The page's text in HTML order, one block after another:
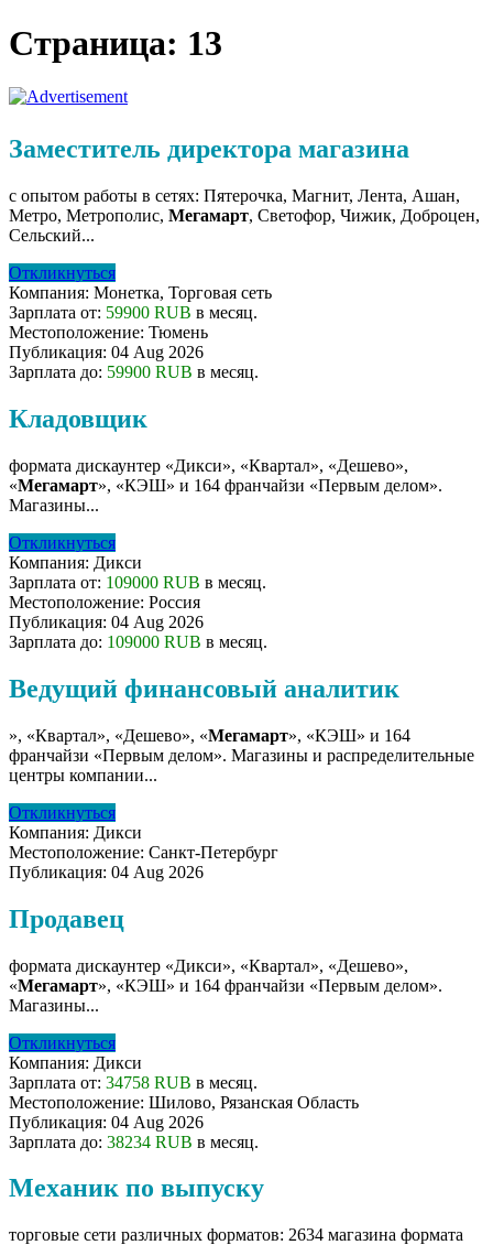
Страница: 13
Заместитель директора магазина
с опытом работы в сетях: Пятерочка, Магнит, Лента, Ашан,
Метро, Метрополис, Мегамарт, Светофор, Чижик, Доброцен,
Сельский...
Откликнуться
Компания: Монетка, Торговая сеть
Зарплата от: 59900 RUB в месяц.
Местоположение: Тюмень
Публикация: 04 Aug 2026
Зарплата до: 59900 RUB в месяц.
Кладовщик
формата дискаунтер «Дикси», «Квартал», «Дешево»,
«Мегамарт», «КЭШ» и 164 франчайзи «Первым делом».
Магазины...
Откликнуться
Компания: Дикси
Зарплата от: 109000 RUB в месяц.
Местоположение: Россия
Публикация: 04 Aug 2026
Зарплата до: 109000 RUB в месяц.
Ведущий финансовый аналитик
», «Квартал», «Дешево», «Мегамарт», «КЭШ» и 164
франчайзи «Первым делом». Магазины и распределительные
центры компании...
Откликнуться
Компания: Дикси
Местоположение: Санкт-Петербург
Публикация: 04 Aug 2026
Продавец
формата дискаунтер «Дикси», «Квартал», «Дешево»,
«Мегамарт», «КЭШ» и 164 франчайзи «Первым делом».
Магазины...
Откликнуться
Компания: Дикси
Зарплата от: 34758 RUB в месяц.
Местоположение: Шилово, Рязанская Область
Публикация: 04 Aug 2026
Зарплата до: 38234 RUB в месяц.
Механик по выпуску
торговые сети различных форматов: 2634 магазина формата